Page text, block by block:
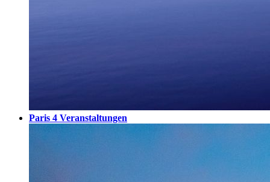
Paris 4 Veranstaltungen